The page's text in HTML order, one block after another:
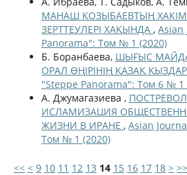
МАНАШ ҚОЗЫБАЕВТЫҢ
ЗЕРТТЕУЛЕРІ ХАҚЫНДА , Asian
Panorama": Том № 1 (2020)
Б. Боранбаева, ШЫҒЫС
ОРАЛ ӨҢІРІНІҢ ҚАЗАҚ
"Steppe Panorama": Том 6 № 1
А. Джумагазиева ,
ИСЛАМИЗАЦИЯ
ЖИЗНИ В ИРАНЕ , Asian
Том № 1 (2020)
<< < 9 10 11 12 13 14 15 16 17 18 > >>